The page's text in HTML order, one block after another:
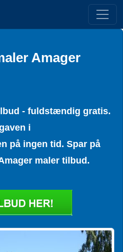
Amager
- fuldstændig gratis.
i
på ingen tid. Spar på
maler tilbud.